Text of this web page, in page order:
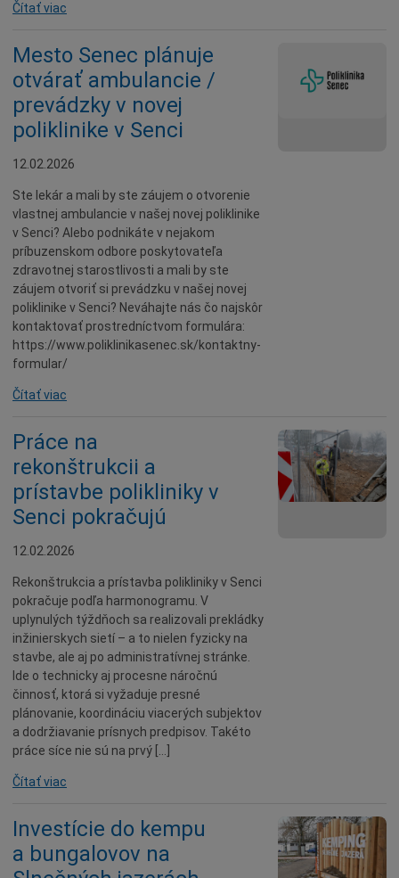
Čítať viac
Mesto Senec plánuje
otvárať ambulancie /
prevádzky v novej
poliklinike v Senci
12.02.2026
Ste lekár a mali by ste záujem o otvorenie
vlastnej ambulancie v našej novej poliklinike
v Senci? Alebo podnikáte v nejakom
príbuzenskom odbore poskytovateľa
zdravotnej starostlivosti a mali by ste
záujem otvoriť si prevádzku v našej novej
poliklinike v Senci? Neváhajte nás čo najskôr
kontaktovať prostredníctvom formulára:
https://www.poliklinikasenec.sk/kontaktny-
formular/
Čítať viac
Práce na
rekonštrukcii a
prístavbe polikliniky v
Senci pokračujú
12.02.2026
Rekonštrukcia a prístavba polikliniky v Senci
pokračuje podľa harmonogramu. V
uplynulých týždňoch sa realizovali prekládky
inžinierskych sietí – a to nielen fyzicky na
stavbe, ale aj po administratívnej stránke.
Ide o technicky aj procesne náročnú
činnosť, ktorá si vyžaduje presné
plánovanie, koordináciu viacerých subjektov
a dodržiavanie prísnych predpisov. Takéto
práce síce nie sú na prvý […]
Čítať viac
Investície do kempu
a bungalovov na